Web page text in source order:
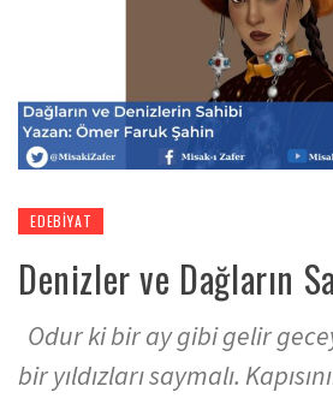
EDEBIYAT
Denizler ve Dağların
Odur ki bir ay gibi gelir
bir yıldızları saymalı.